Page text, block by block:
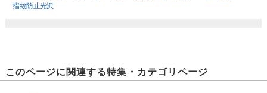
指紋防止光沢
このページに関連する特集・カテゴリページ